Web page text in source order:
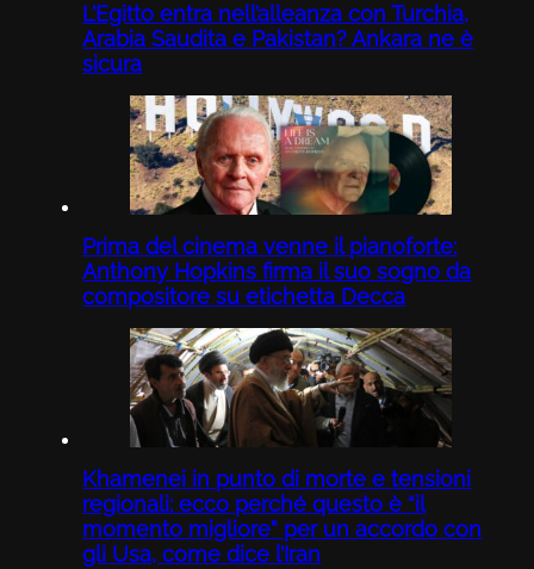
L’Egitto entra nell’alleanza con Turchia,
Arabia Saudita e Pakistan? Ankara ne è
sicura
Prima del cinema venne il pianoforte:
Anthony Hopkins firma il suo sogno da
compositore su etichetta Decca
Khamenei in punto di morte e tensioni
regionali: ecco perché questo è “il
momento migliore” per un accordo con
gli Usa, come dice l’Iran